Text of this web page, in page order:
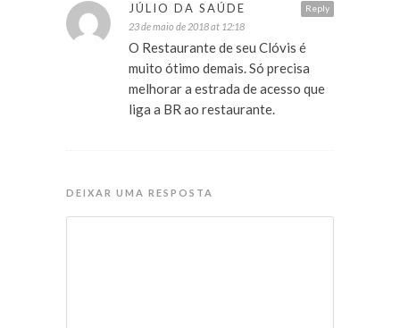
Reply
JÚLIO DA SAÚDE
23 de maio de 2018 at 12:18
O Restaurante de seu Clóvis é
muito ótimo demais. Só precisa
melhorar a estrada de acesso que
liga a BR ao restaurante.
DEIXAR UMA RESPOSTA